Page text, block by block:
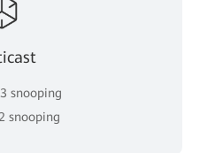
snooping
snooping